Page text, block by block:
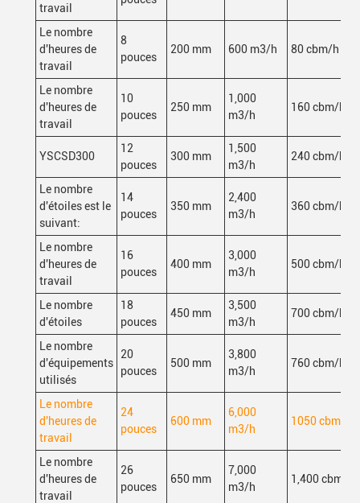
travail
Le nombre
d'heures de
travail
8
pouces
200 mm 600 m3/h 80 cbm/h
Le nombre
d'heures de
travail
10
pouces
250 mm
1,000
m3/h
160 cbm/h
YSCSD300
12
pouces
300 mm
1,500
m3/h
240 cbm/h
Le nombre
d'étoiles est le
suivant:
14
pouces
350 mm
2,400
m3/h
360 cbm/h
Le nombre
d'heures de
travail
16
pouces
400 mm
3,000
m3/h
500 cbm/h
Le nombre
d'étoiles
18
pouces
450 mm
3,500
m3/h
700 cbm/h
Le nombre
d'équipements
utilisés
20
pouces
500 mm
3,800
m3/h
760 cbm/h
Le nombre
d'heures de
travail
24
pouces
600 mm
6,000
m3/h
1050 cbm/h
Le nombre
d'heures de
travail
26
pouces
650 mm
7,000
m3/h
1,400 cbm/h